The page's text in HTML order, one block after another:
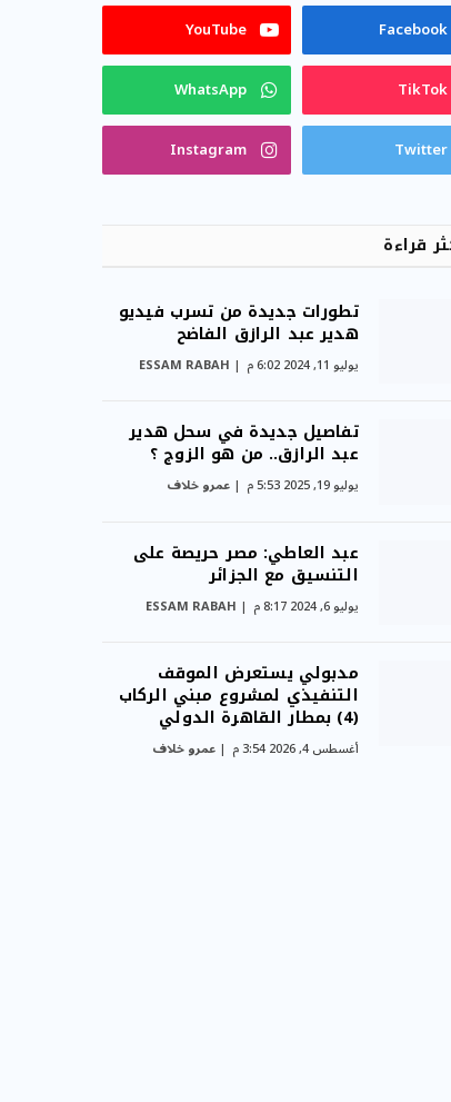
Facebook
YouTube
TikTok
WhatsApp
Twitter
Instagram
قراءة
تطورات جديدة من تسرب فيديو
هدير عبد الرازق الفاضح
يوليو 11, 2024 6:02 م ESSAM RABAH
تفاصيل جديدة في سحل هدير
عبد الرازق.. من هو الزوج ؟
يوليو 19, 2025 5:53 م عمرو خلاف
عبد العاطي: مصر حريصة على
التنسيق مع الجزائر
يوليو 6, 2024 8:17 م ESSAM RABAH
مدبولي يستعرض الموقف
التنفيذي لمشروع مبني الركاب
(4) بمطار القاهرة الدولي
أغسطس 4, 2026 3:54 م عمرو خلاف